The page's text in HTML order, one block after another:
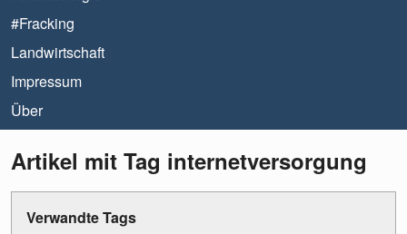
#Fracking
Landwirtschaft
Impressum
Über
Artikel mit Tag internetversorgung
Verwandte Tags